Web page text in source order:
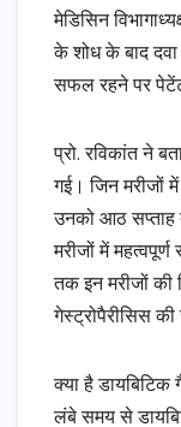
मेडिसिन
के शोध के बाद
सफल रहने पर पेटेंट
प्रो. रविकांत ने
गई। जिन मरीजों
उनको आठ
मरीजों में
तक इन मरीजों की
गेस्ट्रोपैरीसिस
क्या है डायबिटिक
लंबे समय से